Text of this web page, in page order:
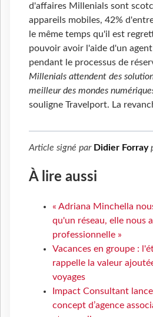
d'affaires Millenials sont
appareils mobiles, 42%
le même temps qu'il est
pouvoir avoir l'aide d'un
pendant le processus de
Millenials attendent des
meilleur des mondes
souligne Travelport. La
Article signé par Didier Forray
À lire aussi
« Adriana Minchella
qu'un réseau, elle nous
professionnelle »
Vacances en groupe :
rappelle la valeur
voyages
Impact Consultant
concept d’agence